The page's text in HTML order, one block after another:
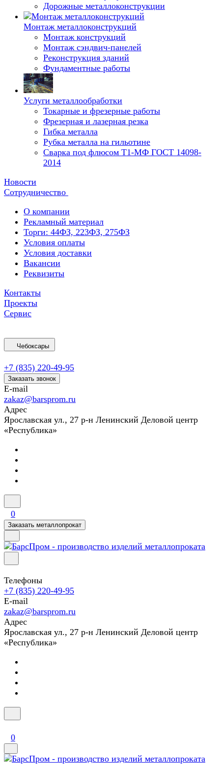
Дорожные металлоконструкции
Монтаж металлоконструкций
Монтаж конструкций
Монтаж сэндвич-панелей
Реконструкция зданий
Фундаментные работы
Услуги металлообработки
Токарные и фрезерные работы
Фрезерная и лазерная резка
Гибка металла
Рубка металла на гильотине
Сварка под флюсом Т1-МФ ГОСТ 14098-
2014
Новости
Сотрудничество
О компании
Рекламный материал
Торги: 44ФЗ, 223ФЗ, 275ФЗ
Условия оплаты
Условия доставки
Вакансии
Реквизиты
Контакты
Проекты
Сервис
Чебоксары
+7 (835) 220-49-95
Заказать звонок
E-mail
zakaz@barsprom.ru
Адрес
Ярославская ул., 27 р-н Ленинский Деловой центр
«Республика»
0
Заказать металлопрокат
Телефоны
+7 (835) 220-49-95
E-mail
zakaz@barsprom.ru
Адрес
Ярославская ул., 27 р-н Ленинский Деловой центр
«Республика»
0